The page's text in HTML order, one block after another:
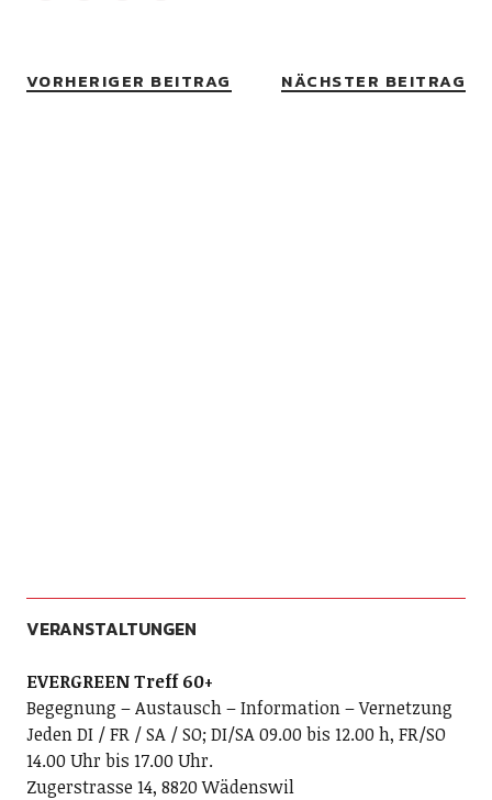
VORHERIGER BEITRAG NÄCHSTER BEITRAG
VERANSTALTUNGEN
EVERGREEN Treff 60+
Begegnung – Austausch – Information – Vernetzung
Jeden DI / FR / SA / SO; DI/SA 09.00 bis 12.00 h, FR/SO
14.00 Uhr bis 17.00 Uhr.
Zugerstrasse 14, 8820 Wädenswil